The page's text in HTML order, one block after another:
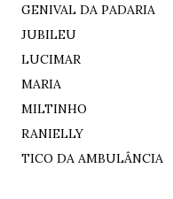
GENIVAL DA PADARIA
JUBILEU
LUCIMAR
MARIA
MILTINHO
RANIELLY
TICO DA AMBULÂNCIA